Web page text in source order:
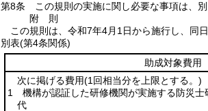
第8条
この規則の実施に関し必要な事項は、別
附 則
この規則は、令和7年4月1日から施行し、同
別表(第4条関係)
助成対象費用
次に掲げる費用(1回相当分を上限とする。)
1 機構が認証した研修機関が実施する防災士
代